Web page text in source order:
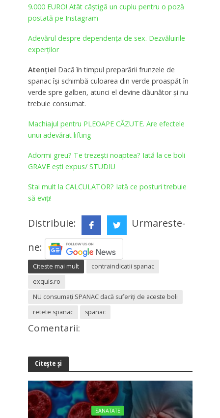
9.000 EURO! Atât câștigă un cuplu pentru o poză
postată pe Instagram
Adevărul despre dependența de sex. Dezvăluirile
experților
Atenţie! Dacă în timpul preparării frunzele de
spanac îşi schimbă culoarea din verde proaspăt în
verde spre galben, atunci el devine dăunător şi nu
trebuie consumat.
Machiajul pentru PLEOAPE CĂZUTE. Are efectele
unui adevărat lifting
Adormi greu? Te trezești noaptea? Iată la ce boli
GRAVE ești expus/ STUDIU
Stai mult la CALCULATOR? Iată ce posturi trebuie
să eviți!
Distribuie:
Urmareste-
ne:
Citeste mai mult
contraindicatii spanac
exquis.ro
NU consumați SPANAC dacă suferiți de aceste boli
retete spanac
spanac
Comentarii:
Citește și
SANATATE